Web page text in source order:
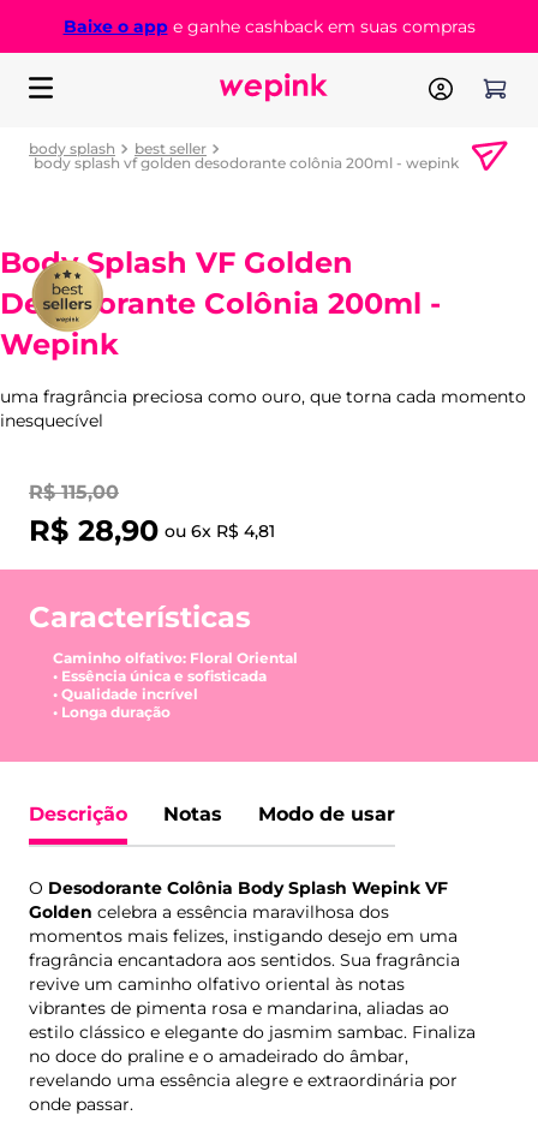
Baixe o appe ganhe cashback em suas compras
body splash
best seller
body splash vf golden desodorante colônia 200ml - wepink
Body Splash VF Golden
Desodorante Colônia 200ml -
Wepink
uma fragrância preciosa como ouro, que torna cada momento
inesquecível
R$ 115,00
R$ 28,90 ou 6x R$ 4,81
Características
Caminho olfativo: Floral Oriental
• Essência única e sofisticada
• Qualidade incrível
• Longa duração
Descrição Notas Modo de usar
O Desodorante Colônia Body Splash Wepink VF
Golden celebra a essência maravilhosa dos
momentos mais felizes, instigando desejo em uma
fragrância encantadora aos sentidos. Sua fragrância
revive um caminho olfativo oriental às notas
vibrantes de pimenta rosa e mandarina, aliadas ao
estilo clássico e elegante do jasmim sambac. Finaliza
no doce do praline e o amadeirado do âmbar,
revelando uma essência alegre e extraordinária por
onde passar.